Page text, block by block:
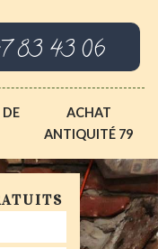
83 43 06
ACHAT
ANTIQUITÉ 79